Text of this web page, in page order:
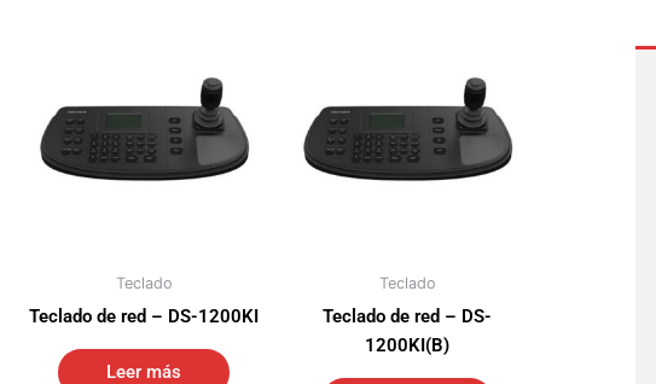
Teclado
Teclado de red – DS-1200KI
Leer más
Teclado
Teclado de red – DS-
1200KI(B)